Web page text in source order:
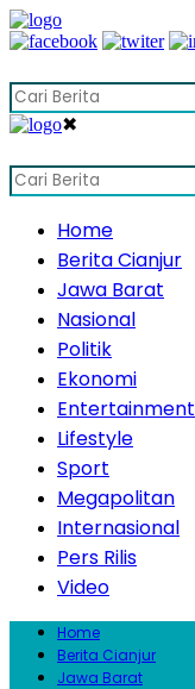
✖
Home
Berita Cianjur
Jawa Barat
Nasional
Politik
Ekonomi
Entertainment
Lifestyle
Sport
Megapolitan
Internasional
Pers Rilis
Video
Home
Berita Cianjur
Jawa Barat